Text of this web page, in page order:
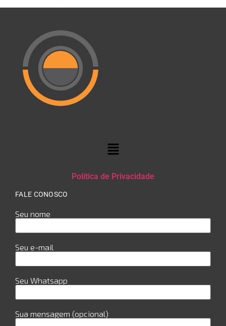
Política de Privacidade
FALE CONOSCO
Seu nome
Seu e-mail
Seu Whatsapp
Sua mensagem (opcional)